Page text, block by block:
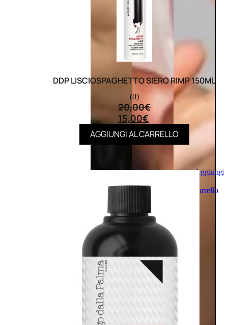
Aggiungi
carrello
DDP LISCIOSPAGHETTO SIERO RIMP 150ML
(0)
20,00€
15,00€
AGGIUNGI AL CARRELLO